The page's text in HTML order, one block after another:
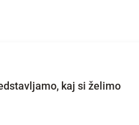
kaj si želimo